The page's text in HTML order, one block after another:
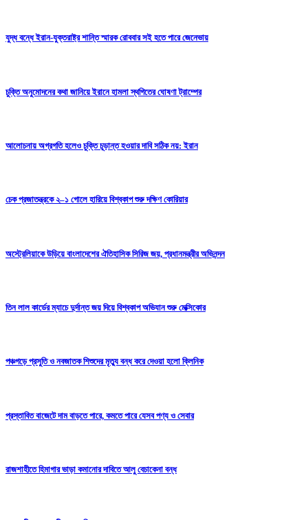
যুদ্ধ বন্ধে ইরান-যুক্তরাষ্ট্র শান্তি স্মারক রোববার সই হতে পারে জেনেভায়
চুক্তি অনুমোদনের কথা জানিয়ে ইরানে হামলা স্থগিতের ঘোষণা ট্রাম্পের
আলোচনায় অগ্রগতি হলেও চুক্তি চূড়ান্ত হওয়ার দাবি সঠিক নয়: ইরান
চেক প্রজাতন্ত্রকে ২–১ গোলে হারিয়ে বিশ্বকাপ শুরু দক্ষিণ কোরিয়ার
অস্ট্রেলিয়াকে উড়িয়ে বাংলাদেশের ঐতিহাসিক সিরিজ জয়, প্রধানমন্ত্রীর অভিনন্দন
তিন লাল কার্ডের ম্যাচে দুর্দান্ত জয় দিয়ে বিশ্বকাপ অভিযান শুরু মেক্সিকোর
পঞ্চগড়ে প্রসুতি ও নবজাতক শিশুদের মৃত্যু বন্ধ করে দেওয়া হলো ক্লিনিক
প্রস্তাবিত বাজেটে দাম বাড়তে পারে, কমতে পারে যেসব পণ্য ও সেবার
রাজশাহীতে হিমাগার ভাড়া কমানোর দাবিতে আলু বেচাকেনা বন্ধ